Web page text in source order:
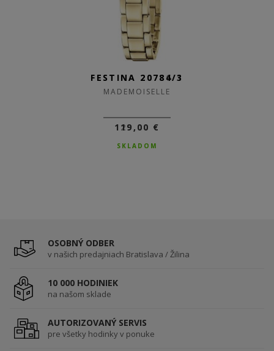
FESTINA 20786/1
MADEMOISELLE
129,00 €
SKLADOM
FESTINA 20784/3
MADEMOISELLE
119,00 €
SKLADOM
OSOBNÝ ODBER
v našich predajniach Bratislava / Žilina
10 000 HODINIEK
na našom sklade
AUTORIZOVANÝ SERVIS
pre všetky hodinky v ponuke